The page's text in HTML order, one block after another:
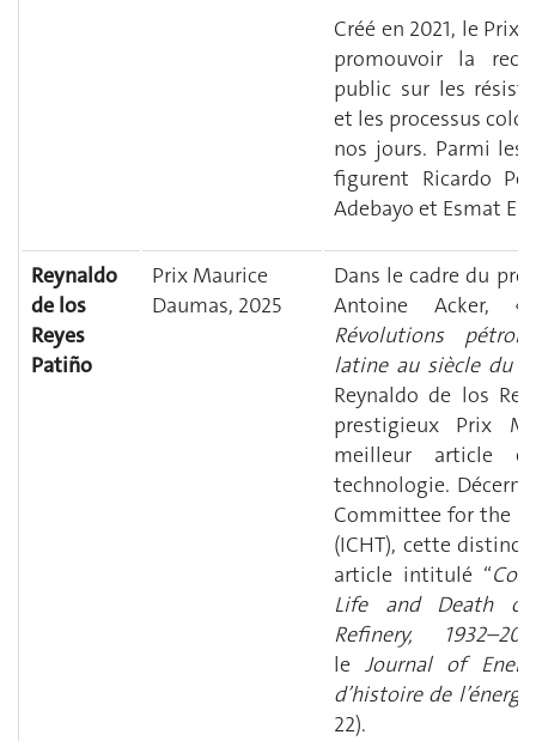
Créé en 2021, le Prix
promouvoir la
public sur les
et les processus
nos jours. Parmi les
figurent Ricardo
Adebayo et Esmat
Reynaldo
de los
Reyes
Patiño
Prix Maurice
Daumas, 2025
Dans le cadre du
Antoine Acker,
Révolutions
latine au siècle du
Reynaldo de los
prestigieux Prix
meilleur article
technologie.
Committee for the
(ICHT), cette
article intitulé “
Life and Death
Refinery,
leJournal of
d’histoire de l’énergie
22).